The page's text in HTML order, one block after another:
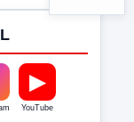
▶
YouTube